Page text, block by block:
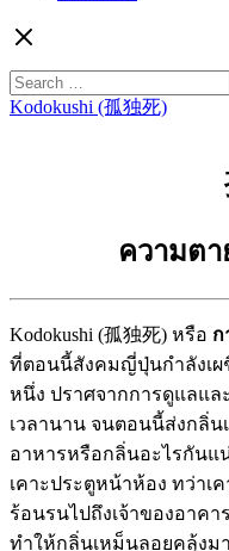
for:
Kodokushi (孤独死)
ความต
Kodokushi (孤独死) หรือ ก
ที่ตอนนี้สังคมญี่ปุ่นกำลังเ
หนึ่ง ปราศจากการดูแลแล
เวลานาน จนตอนนี้ส่งกลิ่
อาหารหรือกลิ่นอะไรกันแ
เคาะประตูหน้าห้อง ทว่าเ
ร้อนรนไปถึงเจ้าของอาคา
ทำให้กลิ่นเหม็นลอยคลุ้งม